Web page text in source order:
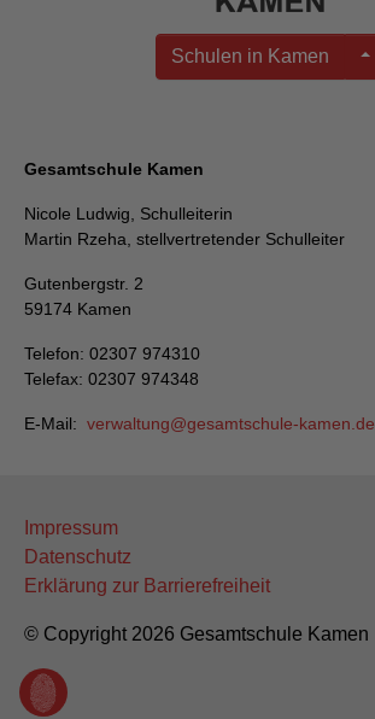
Schulen in Kamen
Gesamtschule Kamen
Nicole Ludwig, Schulleiterin
Martin Rzeha, stellvertretender Schulleiter
Gutenbergstr. 2
59174 Kamen
Telefon: 02307 974310
Telefax: 02307 974348
E-Mail: verwaltung gesamtschule-kamen de
Impressum
Datenschutz
Erklärung zur Barrierefreiheit
© Copyright 2026 Gesamtschule Kamen